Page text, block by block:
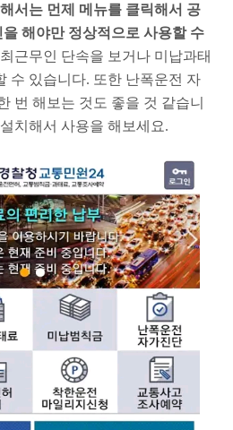
서는 먼제 메뉴를 클릭해서 공
해야만 정상적으로 사용할 수
근무인 단속을 보거나 미납과태
수 있습니다. 또한 난폭운전 자
번 해보는 것도 좋을 것 같습니
치해서 사용을 해보세요.